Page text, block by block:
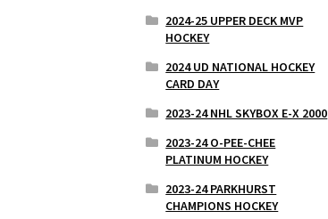
2024-25 UPPER DECK MVP
HOCKEY
2024 UD NATIONAL HOCKEY
CARD DAY
2023-24 NHL SKYBOX E-X 2000
2023-24 O-PEE-CHEE
PLATINUM HOCKEY
2023-24 PARKHURST
CHAMPIONS HOCKEY